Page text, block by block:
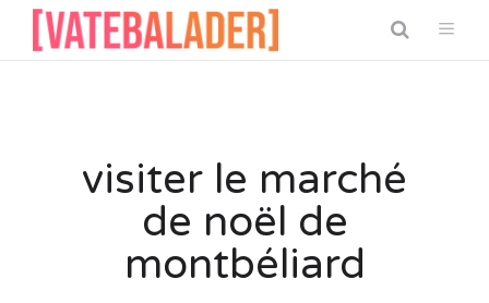
visiter le marché
de noël de
montbéliard